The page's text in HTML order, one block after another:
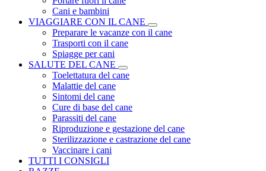
Cani e bambini
VIAGGIARE CON IL CANE
Preparare le vacanze con il cane
Trasporti con il cane
Spiagge per cani
SALUTE DEL CANE
Toelettatura del cane
Malattie del cane
Sintomi del cane
Cure di base del cane
Parassiti del cane
Riproduzione e gestazione del cane
Sterilizzazione e castrazione del cane
Vaccinare i cani
TUTTI I CONSIGLI